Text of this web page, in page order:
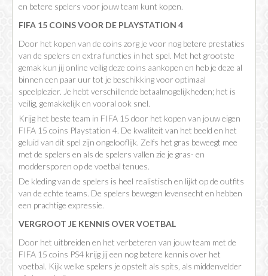
en betere spelers voor jouw team kunt kopen.
FIFA 15 COINS VOOR DE PLAYSTATION 4
Door het kopen van de coins zorg je voor nog betere prestaties
van de spelers en extra functies in het spel. Met het grootste
gemak kun jij online veilig deze coins aankopen en heb je deze al
binnen een paar uur tot je beschikking voor optimaal
speelplezier. Je hebt verschillende betaalmogelijkheden; het is
veilig, gemakkelijk en vooral ook snel.
Krijg het beste team in FIFA 15 door het kopen van jouw eigen
FIFA 15 coins Playstation 4. De kwaliteit van het beeld en het
geluid van dit spel zijn ongelooflijk. Zelfs het gras beweegt mee
met de spelers en als de spelers vallen zie je gras- en
moddersporen op de voetbal tenues.
De kleding van de spelers is heel realistisch en lijkt op de outfits
van de echte teams. De spelers bewegen levensecht en hebben
een prachtige expressie.
VERGROOT JE KENNIS OVER VOETBAL
Door het uitbreiden en het verbeteren van jouw team met de
FIFA 15 coins PS4 krijg jij een nog betere kennis over het
voetbal. Kijk welke spelers je opstelt als spits, als middenvelder